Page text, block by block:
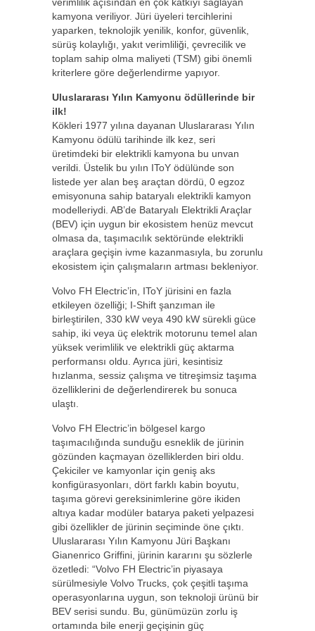
kamyona veriliyor. Jüri üyeleri tercihlerini
yaparken, teknolojik yenilik, konfor, güvenlik,
sürüş kolaylığı, yakıt verimliliği, çevrecilik ve
toplam sahip olma maliyeti (TSM) gibi önemli
kriterlere göre değerlendirme yapıyor.
Uluslararası Yılın Kamyonu ödüllerinde bir
ilk!
Kökleri 1977 yılına dayanan Uluslararası Yılın
Kamyonu ödülü tarihinde ilk kez, seri
üretimdeki bir elektrikli kamyona bu unvan
verildi. Üstelik bu yılın IToY ödülünde son
listede yer alan beş araçtan dördü, 0 egzoz
emisyonuna sahip bataryalı elektrikli kamyon
modelleriydi. AB’de Bataryalı Elektrikli Araçlar
(BEV) için uygun bir ekosistem henüz mevcut
olmasa da, taşımacılık sektöründe elektrikli
araçlara geçişin ivme kazanmasıyla, bu zorunlu
ekosistem için çalışmaların artması bekleniyor.
Volvo FH Electric’in, IToY jürisini en fazla
etkileyen özelliği; I-Shift şanzıman ile
birleştirilen, 330 kW veya 490 kW sürekli güce
sahip, iki veya üç elektrik motorunu temel alan
yüksek verimlilik ve elektrikli güç aktarma
performansı oldu. Ayrıca jüri, kesintisiz
hızlanma, sessiz çalışma ve titreşimsiz taşıma
özelliklerini de değerlendirerek bu sonuca
ulaştı.
Volvo FH Electric’in bölgesel kargo
taşımacılığında sunduğu esneklik de jürinin
gözünden kaçmayan özelliklerden biri oldu.
Çekiciler ve kamyonlar için geniş aks
konfigürasyonları, dört farklı kabin boyutu,
taşıma görevi gereksinimlerine göre ikiden
altıya kadar modüler batarya paketi yelpazesi
gibi özellikler de jürinin seçiminde öne çıktı.
Uluslararası Yılın Kamyonu Jüri Başkanı
Gianenrico Griffini, jürinin kararını şu sözlerle
özetledi: “Volvo FH Electric’in piyasaya
sürülmesiyle Volvo Trucks, çok çeşitli taşıma
operasyonlarına uygun, son teknoloji ürünü bir
BEV serisi sundu. Bu, günümüzün zorlu iş
ortamında bile enerji geçişinin güç